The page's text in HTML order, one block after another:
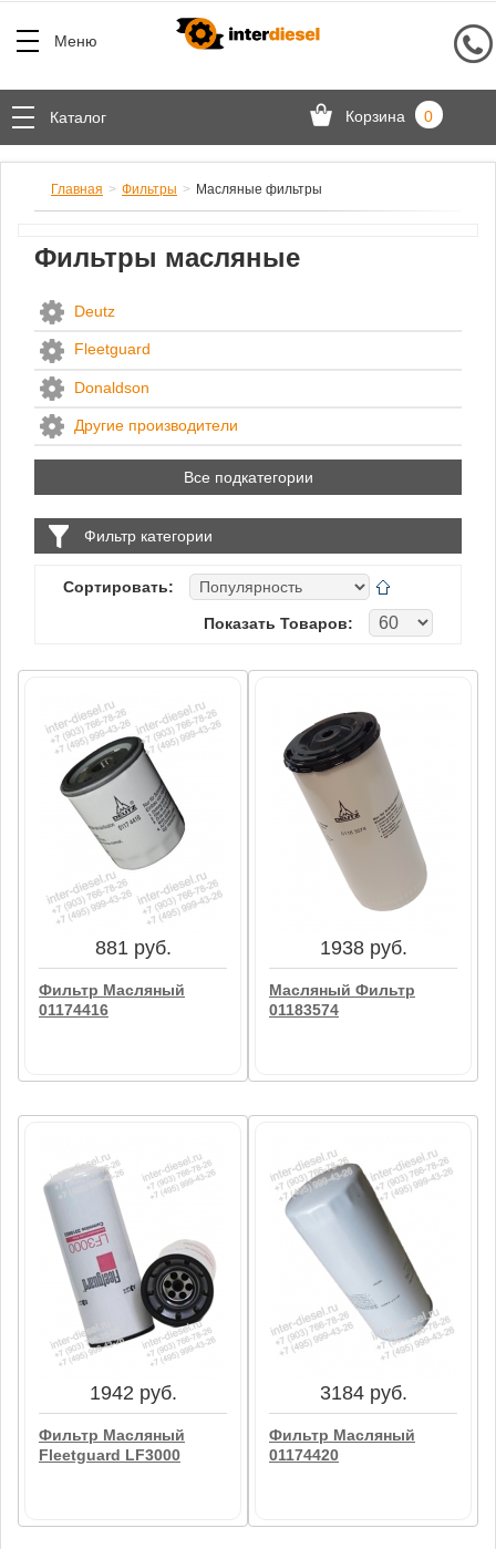
Меню
Каталог Корзина 0
Главная Фильтры Масляные фильтры
Фильтры масляные
Deutz
Fleetguard
Donaldson
Другие производители
Китай
Luberfiner
Mann
Все подкатегории
Фильтр категории
Сортировать:
Показать Товаров:
881 руб.
Фильтр Масляный
01174416
881 руб.
Фильтр Масляный
01174416
В корзину
1938 руб.
Масляный Фильтр
01183574
1938 руб.
Масляный Фильтр
01183574
1942 руб.
Фильтр Масляный
Fleetguard LF3000
3184 руб.
Фильтр Масляный
01174420